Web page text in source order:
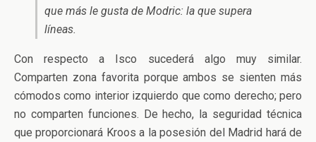
que más le gusta de Modric: la que supera
líneas.
Con respecto a Isco sucederá algo muy similar.
Comparten zona favorita porque ambos se sienten más
cómodos como interior izquierdo que como derecho; pero
no comparten funciones. De hecho, la seguridad técnica
que proporcionará Kroos a la posesión del Madrid hará de